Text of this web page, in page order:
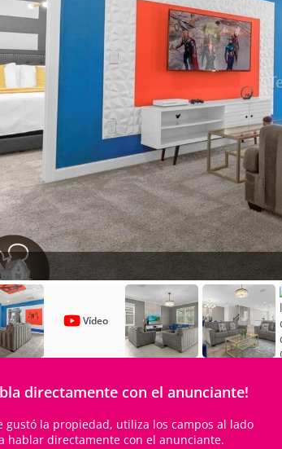
directamente con el anunciante!
gustó la propiedad, utiliza los campos al lado
hablar directamente con el anunciante.
Vídeo
24Personas 9Cuartos
3